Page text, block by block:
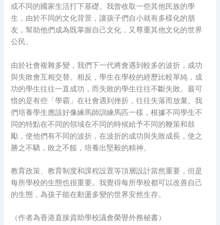
或不同的國家生活打下基礎。我曾收取一些其他民族的學
生，由於不同的文化背景，讓孩子們自小就有多樣化的朋
友，幫助他們成為既掌握自己文化，又尊重其他文化的世界
公民。
由於社會複雜多變，我們下一代將會遇到較多的波折，成功
與失敗會互相交替。相反，學生在學校的經歷比較單純，成
功的學生往往一直成功，而失敗的學生往往不斷失敗。最可
惜的是有些「學霸」在社會遇到挫折，往往失落而放棄。我
們培養學生應該好像練馬師訓練馬匹一樣，根據不同學生不
同的特點在不同的領域在不同的時候給予不同的鞭策和鼓
勵，使他們有不同的波折，在波折的成功與失敗成長，使之
勝之不驕，敗之不餒，培養出堅毅的精神。
教育政策、教育制度和課程設置等頂層設計當然重要，但是
每所學校的生態也很重要。我覺得每所學校都可以改善自己
的生態，為孩子能在動盪多變的世界安然生存。
（作者為香港直接資助學校議會榮譽外務秘書）